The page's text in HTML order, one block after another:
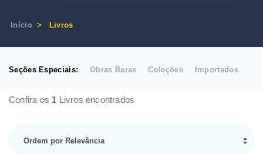
Início Livros
Seções Especiais: Obras Raras Coleções Importados
Confira os 1 Livros encontrados